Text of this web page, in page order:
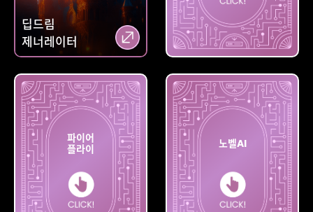
딥드림
제너레이터
미드저니
파이어
플라이
노벨AI